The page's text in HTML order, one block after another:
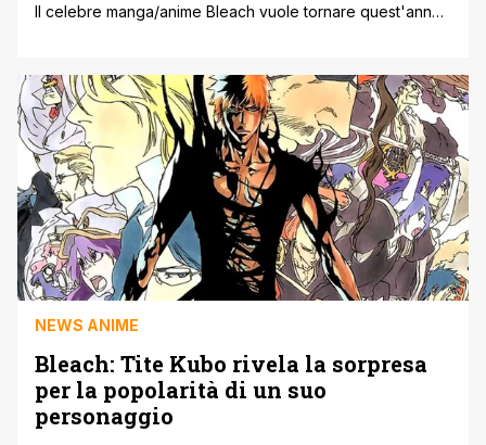
Il celebre manga/anime Bleach vuole tornare quest'anno,
questo revival adatterà finalmente la parte finale del
manga, ovvero l'arco della Guerra dei Mille Anni di
Sangue, manco a dirlo una delle saghe più [']
NEWS ANIME
Bleach: Tite Kubo rivela la sorpresa
per la popolarità di un suo
personaggio